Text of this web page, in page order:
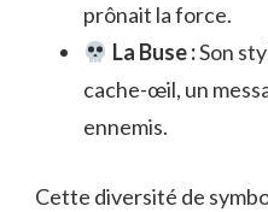
prônait la force.
La Buse :Son
cache-œil, un
ennemis.
Cette diversité de